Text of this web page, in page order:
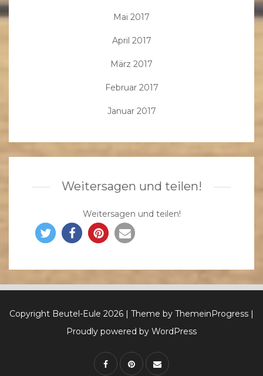
Mai 2017
April 2017
März 2017
Februar 2017
Januar 2017
Weitersagen und teilen!
Weitersagen und teilen!
Copyright Beutel-Eule 2026 | Theme by ThemeinProgress |
Proudly powered by WordPress